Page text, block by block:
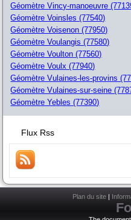
Géomètre Vincy-manoeuvre
Géomètre Voinsles (77540)
Géomètre Voisenon (77950)
Géomètre Voulangis (77580)
Géomètre Voulton (77560)
Géomètre Voulx (77940)
Géomètre Vulaines-les-provins
Géomètre Vulaines-sur-seine
Géomètre Yebles (77390)
Flux Rss
Plan du site|